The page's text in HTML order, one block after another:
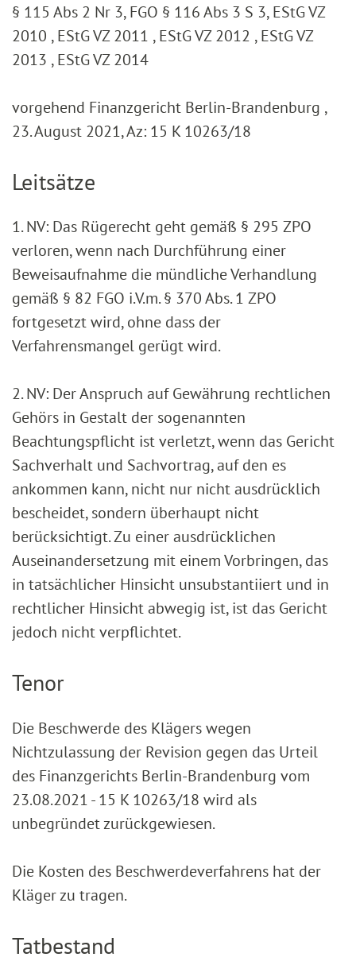
§ 115 Abs 2 Nr 3, FGO § 116 Abs 3 S 3, EStG VZ
2010 , EStG VZ 2011 , EStG VZ 2012 , EStG VZ
2013 , EStG VZ 2014
vorgehend Finanzgericht Berlin-Brandenburg ,
23. August 2021, Az: 15 K 10263/18
Leitsätze
1. NV: Das Rügerecht geht gemäß § 295 ZPO
verloren, wenn nach Durchführung einer
Beweisaufnahme die mündliche Verhandlung
gemäß § 82 FGO i.V.m. § 370 Abs. 1 ZPO
fortgesetzt wird, ohne dass der
Verfahrensmangel gerügt wird.
2. NV: Der Anspruch auf Gewährung rechtlichen
Gehörs in Gestalt der sogenannten
Beachtungspflicht ist verletzt, wenn das Gericht
Sachverhalt und Sachvortrag, auf den es
ankommen kann, nicht nur nicht ausdrücklich
bescheidet, sondern überhaupt nicht
berücksichtigt. Zu einer ausdrücklichen
Auseinandersetzung mit einem Vorbringen, das
in tatsächlicher Hinsicht unsubstantiiert und in
rechtlicher Hinsicht abwegig ist, ist das Gericht
jedoch nicht verpflichtet.
Tenor
Die Beschwerde des Klägers wegen
Nichtzulassung der Revision gegen das Urteil
des Finanzgerichts Berlin-Brandenburg vom
23.08.2021 - 15 K 10263/18 wird als
unbegründet zurückgewiesen.
Die Kosten des Beschwerdeverfahrens hat der
Kläger zu tragen.
Tatbestand